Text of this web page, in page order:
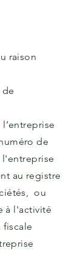
raison
de
l'entreprise
au registre
ou
à l'activité